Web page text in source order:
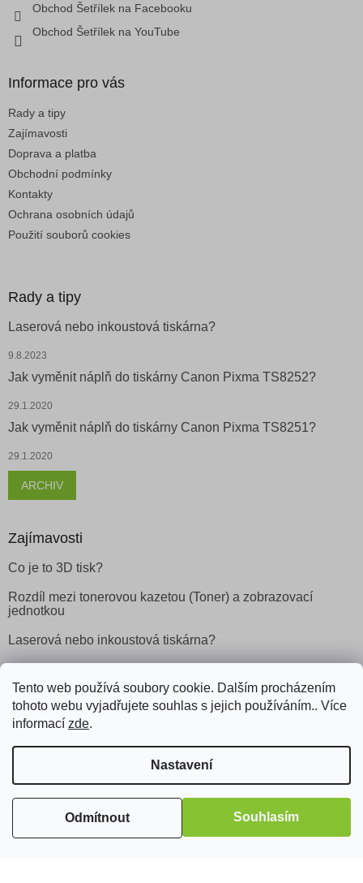
Tento web používá soubory cookie. Dalším procházením
tohoto webu vyjadřujete souhlas s jejich používáním.. Více
informací zde.
Nastavení
Odmítnout Souhlasím
y
Obchod Šetřílek na Facebooku
Obchod Šetřílek na YouTube
Informace pro vás
Rady a tipy
Zajímavosti
Doprava a platba
Obchodní podmínky
Kontakty
Ochrana osobních údajů
Použití souborů cookies
Rady a tipy
Laserová nebo inkoustová tiskárna?
9.8.2023
Jak vyměnit náplň do tiskárny Canon Pixma TS8252?
29.1.2020
Jak vyměnit náplň do tiskárny Canon Pixma TS8251?
29.1.2020
ARCHIV
Zajímavosti
Co je to 3D tisk?
Rozdíl mezi tonerovou kazetou (Toner) a zobrazovací
jednotkou
Laserová nebo inkoustová tiskárna?
Facebook
Vytvořil Shoptet
Copyright 2026Obchod Šetřílek . Všechna práva vyhrazena.